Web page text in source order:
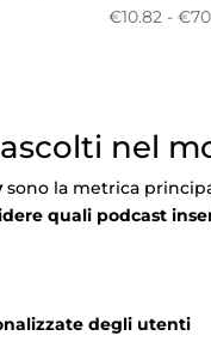
€10.82 - €
nel
sono la metrica
quali podcast
degli utenti